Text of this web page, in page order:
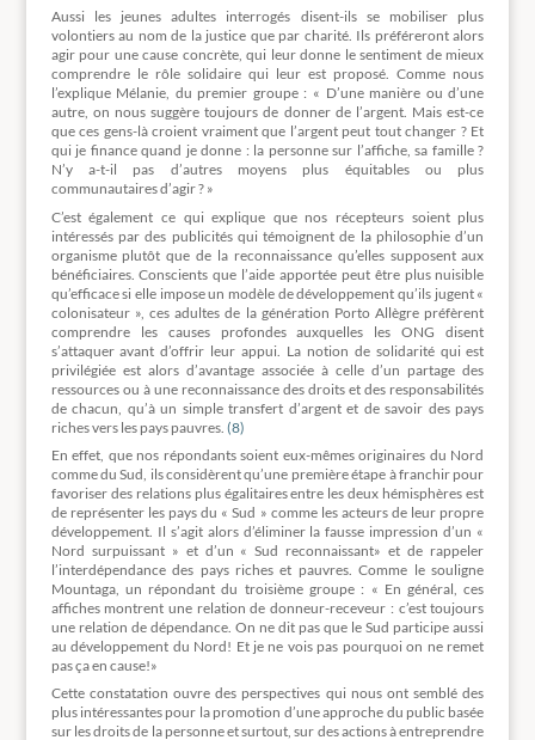
Aussi les jeunes adultes interrogés disent-ils se mobiliser plus
volontiers au nom de la justice que par charité. Ils préféreront alors
agir pour une cause concrète, qui leur donne le sentiment de mieux
comprendre le rôle solidaire qui leur est proposé. Comme nous
l’explique Mélanie, du premier groupe : « D’une manière ou d’une
autre, on nous suggère toujours de donner de l’argent. Mais est-ce
que ces gens-là croient vraiment que l’argent peut tout changer ? Et
qui je finance quand je donne : la personne sur l’affiche, sa famille ?
N’y a-t-il pas d’autres moyens plus équitables ou plus
communautaires d’agir ? »
C’est également ce qui explique que nos récepteurs soient plus
intéressés par des publicités qui témoignent de la philosophie d’un
organisme plutôt que de la reconnaissance qu’elles supposent aux
bénéficiaires. Conscients que l’aide apportée peut être plus nuisible
qu’efficace si elle impose un modèle de développement qu’ils jugent «
colonisateur », ces adultes de la génération Porto Allègre préfèrent
comprendre les causes profondes auxquelles les ONG disent
s’attaquer avant d’offrir leur appui. La notion de solidarité qui est
privilégiée est alors d’avantage associée à celle d’un partage des
ressources ou à une reconnaissance des droits et des responsabilités
de chacun, qu’à un simple transfert d’argent et de savoir des pays
riches vers les pays pauvres. (8)
En effet, que nos répondants soient eux-mêmes originaires du Nord
comme du Sud, ils considèrent qu’une première étape à franchir pour
favoriser des relations plus égalitaires entre les deux hémisphères est
de représenter les pays du « Sud » comme les acteurs de leur propre
développement. Il s’agit alors d’éliminer la fausse impression d’un «
Nord surpuissant » et d’un « Sud reconnaissant» et de rappeler
l’interdépendance des pays riches et pauvres. Comme le souligne
Mountaga, un répondant du troisième groupe : « En général, ces
affiches montrent une relation de donneur-receveur : c’est toujours
une relation de dépendance. On ne dit pas que le Sud participe aussi
au développement du Nord! Et je ne vois pas pourquoi on ne remet
pas ça en cause!»
Cette constatation ouvre des perspectives qui nous ont semblé des
plus intéressantes pour la promotion d’une approche du public basée
sur les droits de la personne et surtout, sur des actions à entreprendre